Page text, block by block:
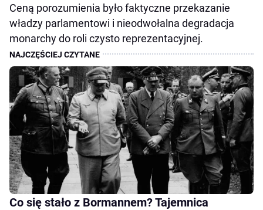
Ceną porozumienia było faktyczne przekazanie
władzy parlamentowi i nieodwołalna degradacja
monarchy do roli czysto reprezentacyjnej.
Co się stało z Bormannem? Tajemnica